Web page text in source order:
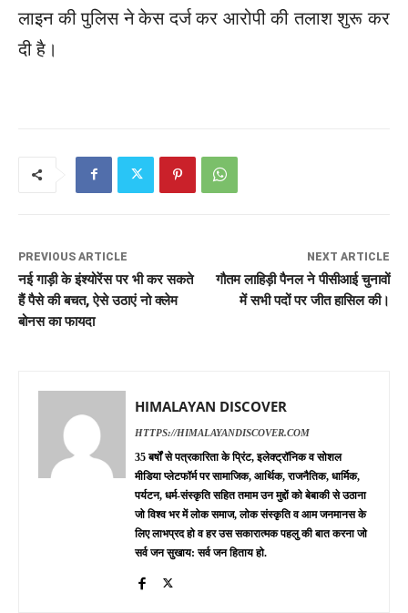
लाइन की पुलिस ने केस दर्ज कर आरोपी की तलाश शुरू कर
दी है।
PREVIOUS ARTICLE
नई गाड़ी के इंश्योरेंस पर भी कर सकते
हैं पैसे की बचत, ऐसे उठाएं नो क्लेम
बोनस का फायदा
NEXT ARTICLE
गौतम लाहिड़ी पैनल ने पीसीआई चुनावों
में सभी पदों पर जीत हासिल की।
HIMALAYAN DISCOVER
HTTPS://HIMALAYANDISCOVER.COM
35 बर्षों से पत्रकारिता के प्रिंट, इलेक्ट्रॉनिक व सोशल
मीडिया प्लेटफॉर्म पर सामाजिक, आर्थिक, राजनैतिक, धार्मिक,
पर्यटन, धर्म-संस्कृति सहित तमाम उन मुद्दों को बेबाकी से उठाना
जो विश्व भर में लोक समाज, लोक संस्कृति व आम जनमानस के
लिए लाभप्रद हो व हर उस सकारात्मक पहलु की बात करना जो
सर्व जन सुखाय: सर्व जन हिताय हो.